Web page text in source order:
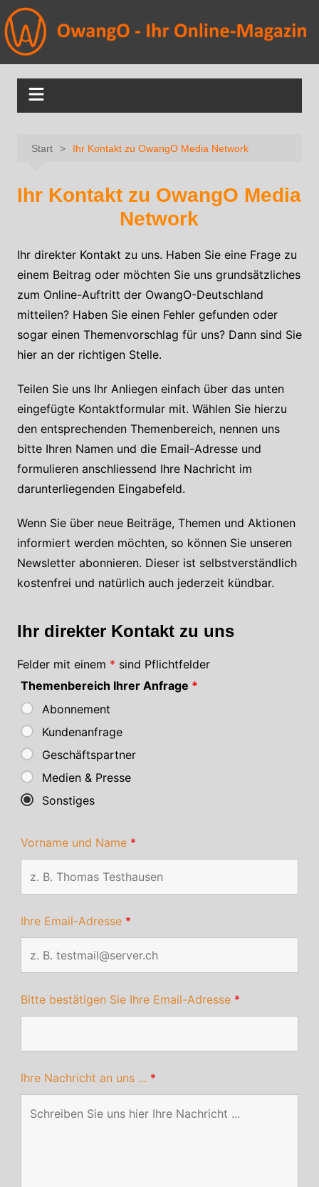
Start Ihr Kontakt zu OwangO Media Network
Ihr Kontakt zu OwangO Media
Network
Ihr direkter Kontakt zu uns. Haben Sie eine Frage zu
einem Beitrag oder möchten Sie uns grundsätzliches
zum Online-Auftritt der OwangO-Deutschland
mitteilen? Haben Sie einen Fehler gefunden oder
sogar einen Themenvorschlag für uns? Dann sind Sie
hier an der richtigen Stelle.
Teilen Sie uns Ihr Anliegen einfach über das unten
eingefügte Kontaktformular mit. Wählen Sie hierzu
den entsprechenden Themenbereich, nennen uns
bitte Ihren Namen und die Email-Adresse und
formulieren anschliessend Ihre Nachricht im
darunterliegenden Eingabefeld.
Wenn Sie über neue Beiträge, Themen und Aktionen
informiert werden möchten, so können Sie unseren
Newsletter abonnieren. Dieser ist selbstverständlich
kostenfrei und natürlich auch jederzeit kündbar.
Ihr direkter Kontakt zu uns
Felder mit einem * sind Pflichtfelder
Themenbereich Ihrer Anfrage *
Abonnement
Kundenanfrage
Geschäftspartner
Medien & Presse
Sonstiges
Vorname und Name *
Ihre Email-Adresse *
Bitte bestätigen Sie Ihre Email-Adresse *
Ihre Nachricht an uns ... *